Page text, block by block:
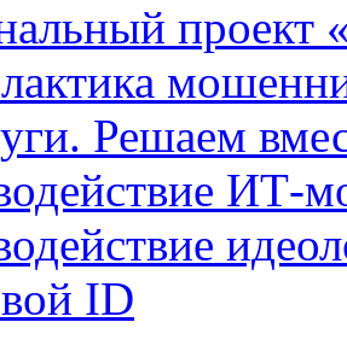
проект
Решаем
ИТ-
ID